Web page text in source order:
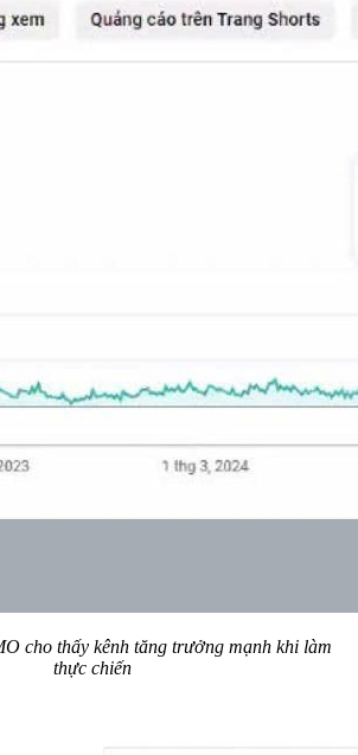
cho thấy kênh tăng trưởng mạnh khi làm
thực chiến